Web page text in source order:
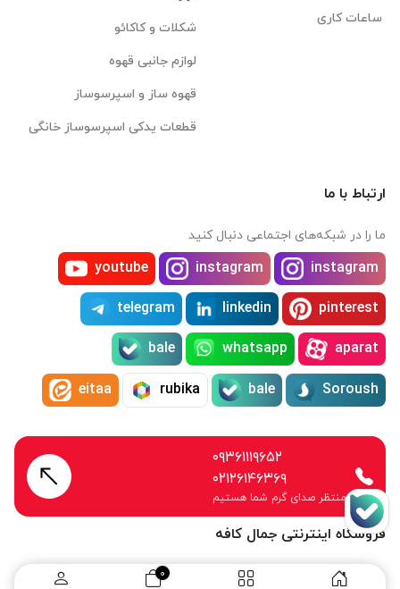
0
فروشگاه اینترنتی جمال کافه
ساعات کاری
شکلات و کاکائو
لوازم جانبی قهوه
قهوه ساز و اسپرسوساز
قطعات یدکی اسپرسوساز خانگی
ارتباط با ما
ما را در شبکه‌های اجتماعی دنبال کنید
instagram
instagram
youtube
pinterest
linkedin
telegram
aparat
whatsapp
bale
Soroush
bale
rubika
eitaa
۰۹۳۶۱۱۱۹۶۵۲
۰۲۱۲۶۱۴۶۳۶۹
منتظر صدای گرم شما هستیم